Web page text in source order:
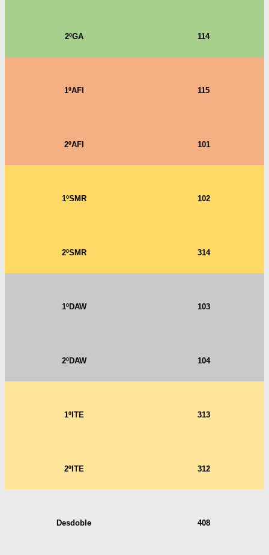
2ºGA 114
1ºAFI 115
2ºAFI 101
1ºSMR 102
2ºSMR 314
1ºDAW 103
2ºDAW 104
1ºITE 313
2ºITE 312
Desdoble 408